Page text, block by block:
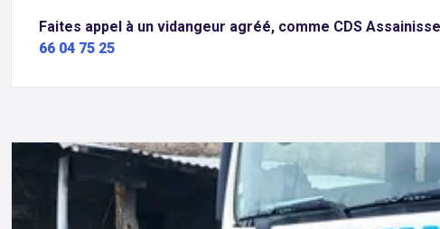
Faites appel à un vidangeur agréé, comme CDS
66 04 75 25